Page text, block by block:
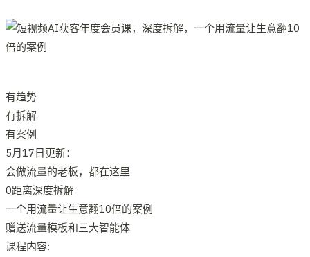
有趋势
有拆解
有案例
5月17日更新：
会做流量的老板，都在这里
0距离深度拆解
一个用流量让生意翻10倍的案例
赠送流量模板和三大智能体
课程内容: